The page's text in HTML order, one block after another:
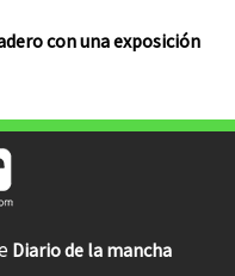
con una exposición
Diario de la mancha